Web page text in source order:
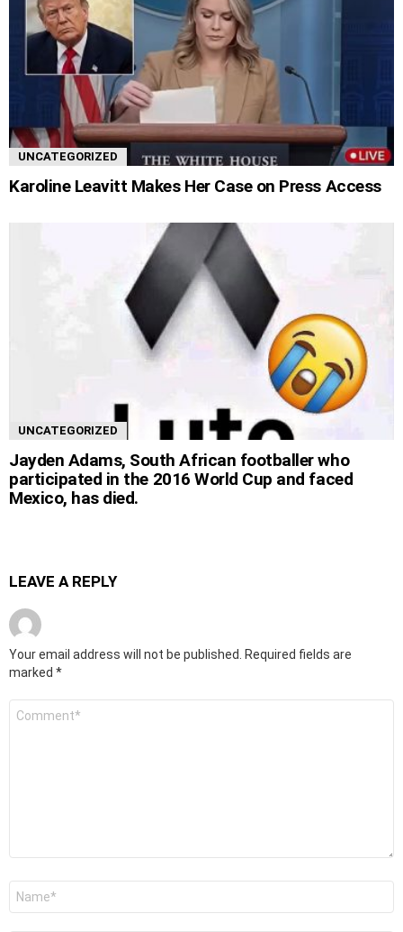
UNCATEGORIZED
Karoline Leavitt Makes Her Case on Press Access
UNCATEGORIZED
Jayden Adams, South African footballer who
participated in the 2016 World Cup and faced
Mexico, has died.
LEAVE A REPLY
Your email address will not be published.
Required fields are
marked *